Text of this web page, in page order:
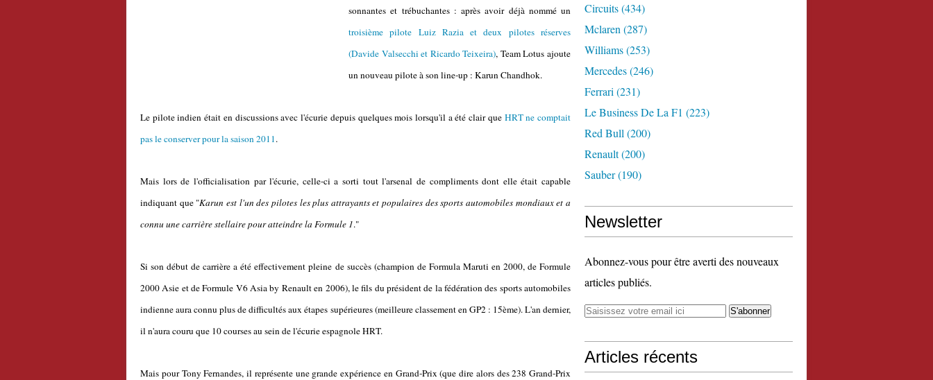
sonnantes et trébuchantes : après avoir déjà nommé un
troisième pilote Luiz Razia et deux pilotes réserves
(Davide Valsecchi et Ricardo Teixeira), Team Lotus ajoute
un nouveau pilote à son line-up : Karun Chandhok.
Le pilote indien était en discussions avec l'écurie depuis quelques mois lorsqu'il a été clair que HRT ne comptait
pas le conserver pour la saison 2011.
Mais lors de l'officialisation par l'écurie, celle-ci a sorti tout l'arsenal de compliments dont elle était capable
indiquant que "Karun est l'un des pilotes les plus attrayants et populaires des sports automobiles mondiaux et a
connu une carrière stellaire pour atteindre la Formule 1."
Si son début de carrière a été effectivement pleine de succès (champion de Formula Maruti en 2000, de Formule
2000 Asie et de Formule V6 Asia by Renault en 2006), le fils du président de la fédération des sports automobiles
indienne aura connu plus de difficultés aux étapes supérieures (meilleure classement en GP2 : 15ème). L'an dernier,
il n'aura couru que 10 courses au sein de l'écurie espagnole HRT.
Mais pour Tony Fernandes, il représente une grande expérience en Grand-Prix (que dire alors des 238 Grand-Prix
Circuits(434)
Mclaren (287)
Williams(253)
Mercedes(246)
Ferrari (231)
Le Business De La F1 (223)
Red Bull (200)
Renault(200)
Sauber(190)
Newsletter
Abonnez-vous pour être averti des nouveaux
articles publiés.
Articles récents